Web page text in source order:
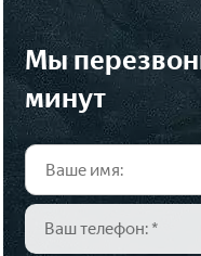
мы перезвоним вам через 5
минут